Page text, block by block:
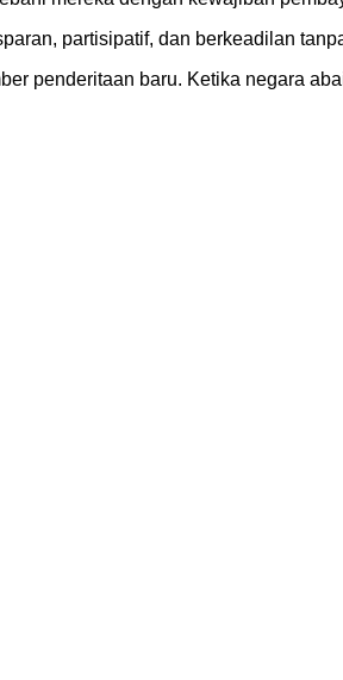
partisipatif, dan berkeadilan
penderitaan baru. Ketika negara